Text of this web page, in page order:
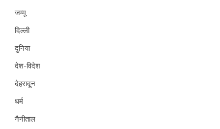
जम्मू
दिल्ली
दुनिया
देश-विदेश
देहरादून
धर्म
नैनीताल